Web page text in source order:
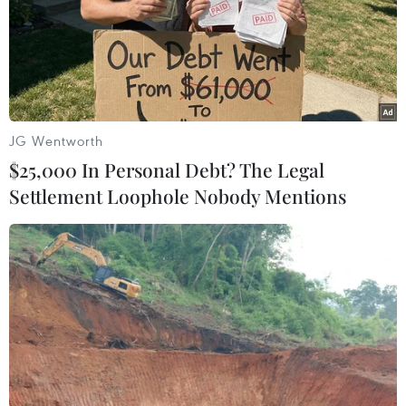
ẩm thực và một số tiết mục văn nghệ để quảng bá hình
ảnh đất nước tươi đẹp, con người Việt Nam thân thiện,
mến khách.
JG Wentworth
$25,000 In Personal Debt? The Legal
Settlement Loophole Nobody Mentions